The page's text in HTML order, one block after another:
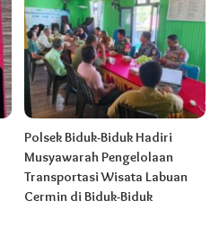
Polsek Biduk-Biduk Hadiri
Musyawarah Pengelolaan
Transportasi Wisata Labuan
Cermin di Biduk-Biduk